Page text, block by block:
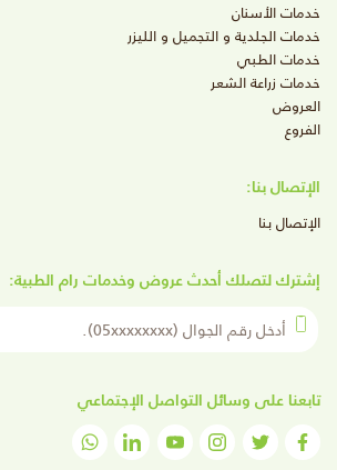
خدمات الأسنان
خدمات الجلدية و التجميل و الليزر
خدمات الطبي
خدمات زراعة الشعر
العروض
الفروع
الإتصال بنا:
الإتصال بنا
إشترك لتصلك أحدث عروض وخدمات رام الطبية:
أدخل رقم الجوال
تابعنا على وسائل التواصل الإجتماعي